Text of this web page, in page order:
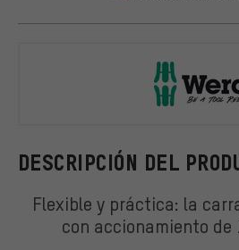
DESCRIPCIÓN DEL
Flexible y práctica: la
con accionamiento de